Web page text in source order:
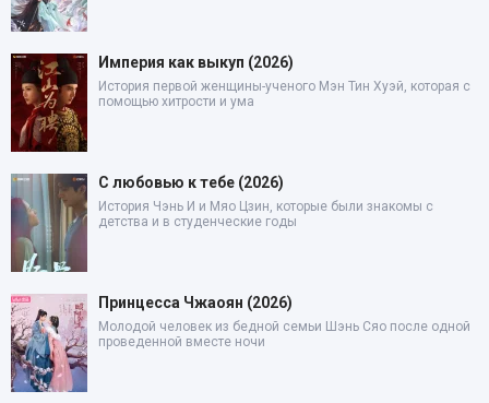
Империя как выкуп (2026)
История первой женщины-ученого Мэн Тин Хуэй, которая с
помощью хитрости и ума
С любовью к тебе (2026)
История Чэнь И и Мяо Цзин, которые были знакомы с
детства и в студенческие годы
Принцесса Чжаоян (2026)
Молодой человек из бедной семьи Шэнь Сяо после одной
проведенной вместе ночи